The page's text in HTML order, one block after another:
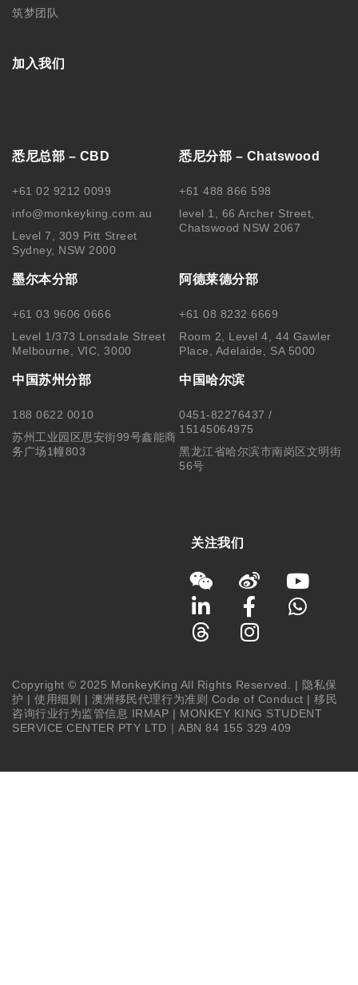
筑梦团队
加入我们
悉尼总部 – CBD
+61 02 9212 0099
info@monkeyking.com.au
Level 7, 309 Pitt Street
Sydney, NSW 2000
悉尼分部 – Chatswood
+61 488 866 598
level 1, 66 Archer Street,
Chatswood NSW 2067
墨尔本分部
+61 03 9606 0666
Level 1/373 Lonsdale Street
Melbourne, VIC, 3000
阿德莱德分部
+61 08 8232 6669
Room 2, Level 4, 44 Gawler
Place, Adelaide, SA 5000
中国苏州分部
188 0622 0010
苏州工业园区思安街99号鑫能商
务广场1幢803
中国哈尔滨
0451-82276437 /
15145064975
黑龙江省哈尔滨市南岗区文明街
56号
关注我们
Copyright © 2025 MonkeyKing All Rights Reserved. | 隐私保
护 |使用细则 | 澳洲移民代理行为准则 Code of Conduct |移民
咨询行业行为监管信息 IRMAP | MONKEY KING STUDENT
SERVICE CENTER PTY LTD｜ABN 84 155 329 409